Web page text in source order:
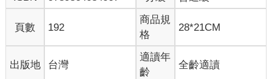
頁數 192
商品規
格
28*21CM
出版地 台灣
適讀年
齡
全齡適讀